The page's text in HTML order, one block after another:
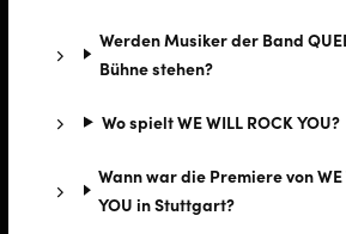
Werden Musiker der Band
Bühne stehen?
Wo spielt WE WILL ROCK YOU?
Wann war die Premiere von WE
YOU in Stuttgart?